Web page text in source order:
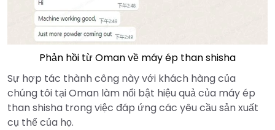
Phản hồi từ Oman về máy ép than shisha
Sự hợp tác thành công này với khách hàng của
chúng tôi tại Oman làm nổi bật hiệu quả của máy ép
than shisha trong việc đáp ứng các yêu cầu sản xuất
cụ thể của họ.